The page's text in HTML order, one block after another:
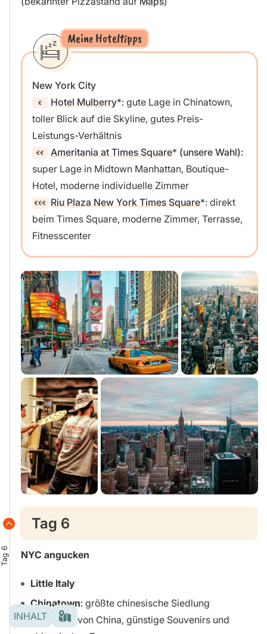
Meine Hoteltipps
New York City
Hotel Mulberry : gute Lage in Chinatown,
toller Blick auf die Skyline, gutes Preis-
Leistungs-Verhältnis
Ameritania at Times Square
(unsere Wahl):
super Lage in Midtown Manhattan, Boutique-
Hotel, moderne individuelle Zimmer
Riu Plaza New York Times Square : direkt
beim Times Square, moderne Zimmer, Terrasse,
Fitnesscenter
Tag 6
Tag 6
NYC angucken
Little Italy
Chinatown: größte chinesische Siedlung
außerhalb von China, günstige Souvenirs und
INHALT